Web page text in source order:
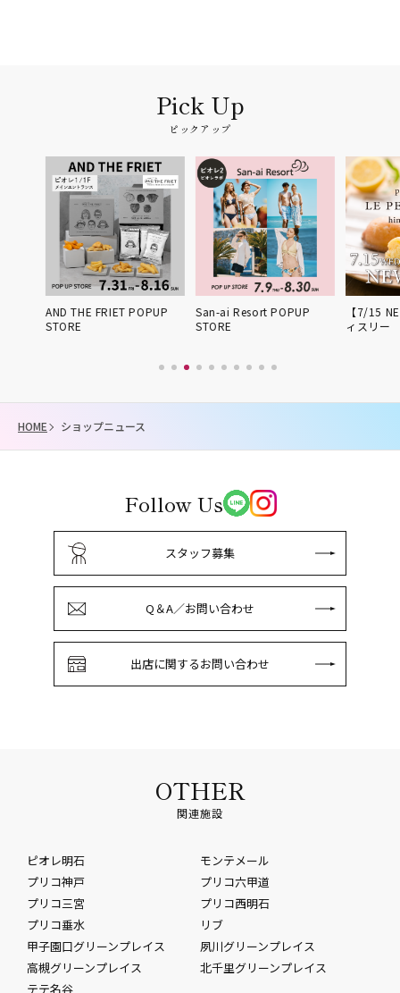
ピックアップ
AND THE FRIET POPUP
STORE
San-ai Resort POPUP
STORE
【7/15
ィスリー
HOME ショップニュース
Follow Us
スタッフ募集
Q＆A／お問い合わせ
出店に関するお問い合わせ
OTHER
関連施設
ピオレ明石
モンテメール
プリコ神戸
プリコ六甲道
プリコ三宮
プリコ西明石
プリコ垂水
リブ
甲子園口グリーンプレイス
夙川グリーンプレイス
高槻グリーンプレイス
北千里グリーンプレイス
テテ名谷